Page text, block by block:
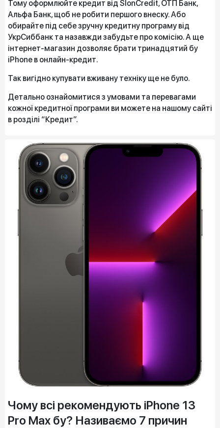
Тому оформлюйте кредит від SlonCredit, ОТП Банк,
Альфа Банк, щоб не робити першого внеску. Або
обирайте під себе зручну кредитну програму від
УкрСиббанк та назавжди забудьте про комісію. А ще
інтернет-магазин дозволяє брати тринадцятий бу
iPhone в онлайн-кредит.
Так вигідно купувати вживану техніку ще не було.
Детально ознайомитися з умовами та перевагами
кожної кредитної програми ви можете на нашому сайті
в розділі “Кредит”.
Чому всі рекомендують iPhone 13
Pro Max бу? Називаємо 7 причин